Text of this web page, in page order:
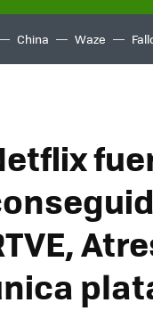
China Waze